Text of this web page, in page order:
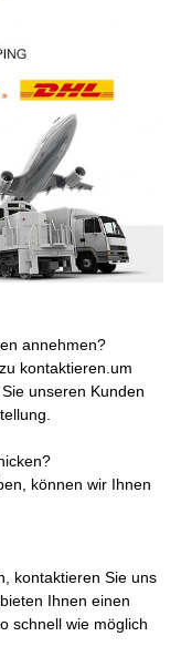
annehmen?
kontaktieren.um
unseren Kunden
können wir Ihnen
kontaktieren Sie uns
Ihnen einen
schnell wie möglich